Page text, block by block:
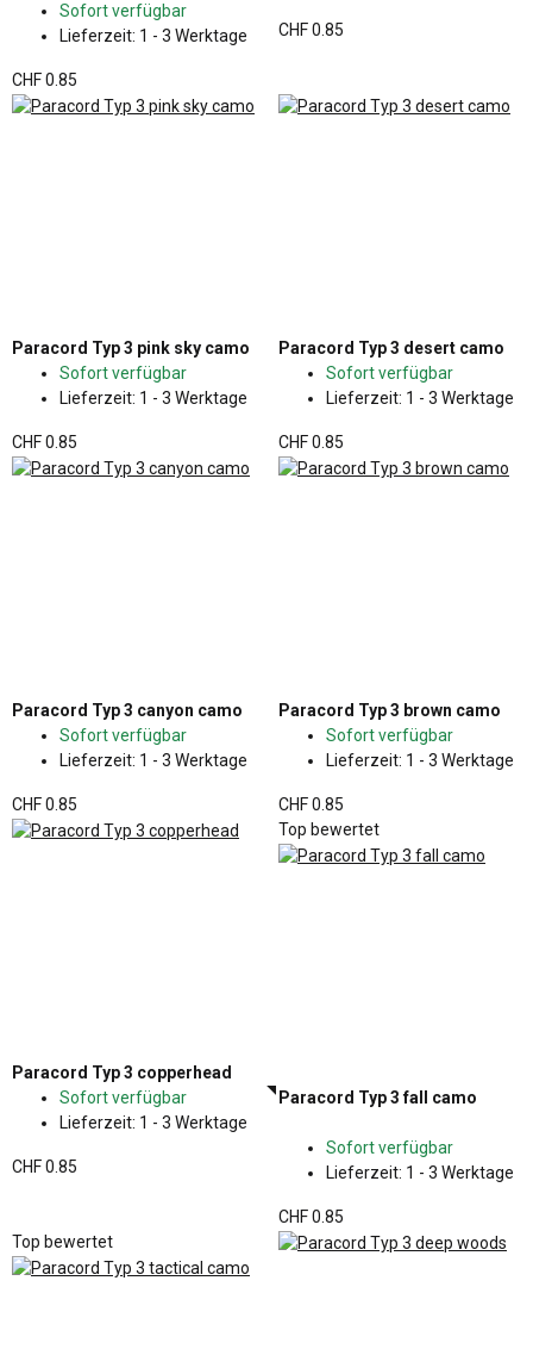
Sofort verfügbar
Lieferzeit: 1 - 3 Werktage
CHF 0.85
CHF 0.85
Paracord Typ 3 pink sky camo
Sofort verfügbar
Lieferzeit: 1 - 3 Werktage
CHF 0.85
Paracord Typ 3 desert camo
Sofort verfügbar
Lieferzeit: 1 - 3 Werktage
CHF 0.85
Paracord Typ 3 canyon camo
Sofort verfügbar
Lieferzeit: 1 - 3 Werktage
CHF 0.85
Paracord Typ 3 brown camo
Sofort verfügbar
Lieferzeit: 1 - 3 Werktage
CHF 0.85
Paracord Typ 3 copperhead
Sofort verfügbar
Lieferzeit: 1 - 3 Werktage
CHF 0.85
Top bewertet
Paracord Typ 3 fall camo
Sofort verfügbar
Lieferzeit: 1 - 3 Werktage
CHF 0.85
Top bewertet